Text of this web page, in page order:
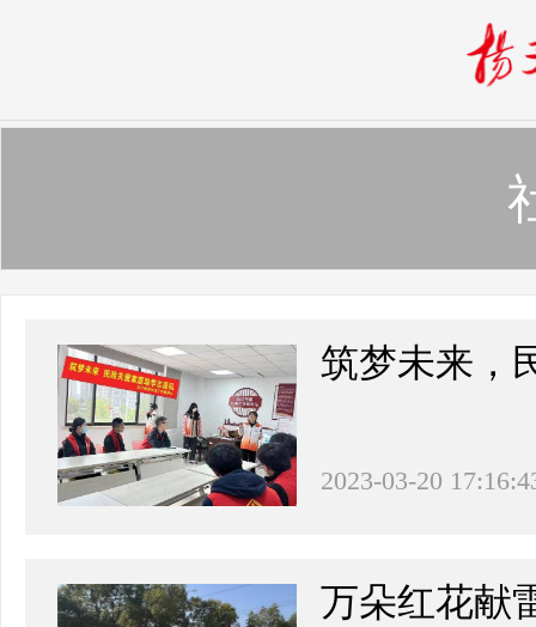
筑梦未来，
2023-03-20
万朵红花献